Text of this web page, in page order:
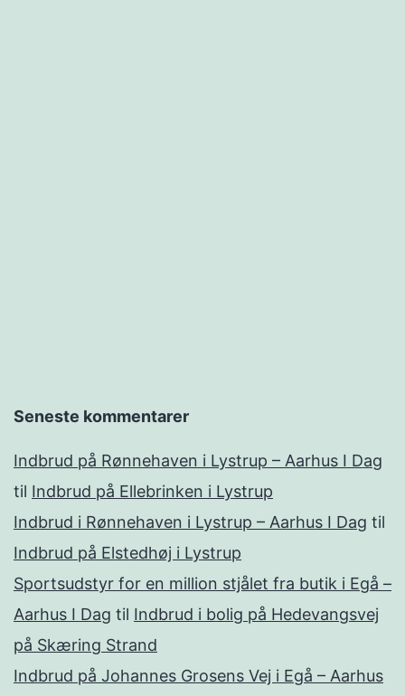
Seneste kommentarer
Indbrud på Rønnehaven i Lystrup – Aarhus I Dag
til Indbrud på Ellebrinken i Lystrup
Indbrud i Rønnehaven i Lystrup – Aarhus I Dag til
Indbrud på Elstedhøj i Lystrup
Sportsudstyr for en million stjålet fra butik i Egå –
Aarhus I Dag til Indbrud i bolig på Hedevangsvej
på Skæring Strand
Indbrud på Johannes Grosens Vej i Egå – Aarhus